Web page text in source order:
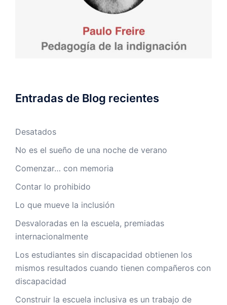
Entradas de Blog recientes
Desatados
No es el sueño de una noche de verano
Comenzar… con memoria
Contar lo prohibido
Lo que mueve la inclusión
Desvaloradas en la escuela, premiadas
internacionalmente
Los estudiantes sin discapacidad obtienen los
mismos resultados cuando tienen compañeros con
discapacidad
Construir la escuela inclusiva es un trabajo de